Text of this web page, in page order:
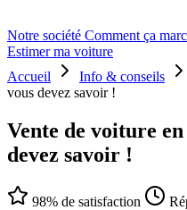
Notre société Comment ça
Estimer ma voiture
Accueil
Info & conseils
vous devez savoir !
Vente de voiture
devez savoir !
98% de satisfaction